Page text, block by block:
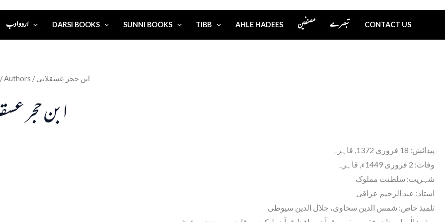
اردو ادب DARSI BOOKS SUNNI BOOKS TIBB AHLE HADEES مصنفین تبصرے CONTACT US
/ Authors / ابن حجر عسقلانی
ابن حجر
پیدائش: 18 فروری 1372, قاہرہ
وفات: 2 فروری 1449ء, قاہرہ
شہریت: سلطنت مملوک
استاذ: عبد الرحیم عراقی
تلمیذ خاص: شمس الدین سخاوی، جلال الدین سیوطی